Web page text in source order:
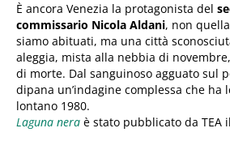
È ancora Venezia la protagonista del
commissario Nicola Aldani, non
siamo abituati, ma una città
aleggia, mista alla nebbia di
di morte. Dal sanguinoso agguato sul
dipana un’indagine complessa che ha
lontano 1980.
Laguna nera è stato pubblicato da TEA